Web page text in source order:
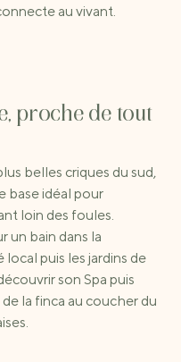
au vivant.
proche de tout
belles criques du sud,
base idéal pour
loin des foules.
un bain dans la
puis les jardins de
son Spa puis
la finca au coucher du